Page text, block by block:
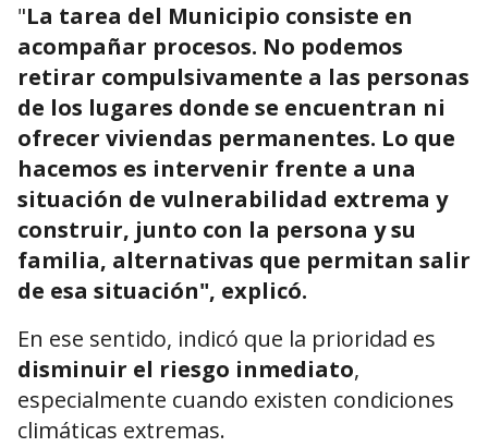
"La tarea del Municipio consiste en
acompañar procesos. No podemos
retirar compulsivamente a las personas
de los lugares donde se encuentran ni
ofrecer viviendas permanentes. Lo que
hacemos es intervenir frente a una
situación de vulnerabilidad extrema y
construir, junto con la persona y su
familia, alternativas que permitan salir
de esa situación", explicó.
En ese sentido, indicó que la prioridad es
disminuir el riesgo inmediato,
especialmente cuando existen condiciones
climáticas extremas.